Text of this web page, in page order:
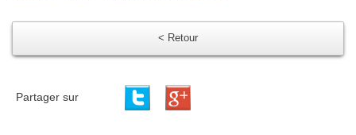
< Retour
Partager sur